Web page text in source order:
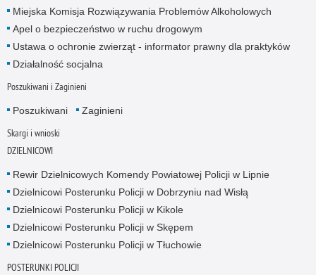
Miejska Komisja Rozwiązywania Problemów Alkoholowych
Apel o bezpieczeństwo w ruchu drogowym
Ustawa o ochronie zwierząt - informator prawny dla praktyków
Działalność socjalna
Poszukiwani i Zaginieni
Poszukiwani Zaginieni
Skargi i wnioski
DZIELNICOWI
Rewir Dzielnicowych Komendy Powiatowej Policji w Lipnie
Dzielnicowi Posterunku Policji w Dobrzyniu nad Wisłą
Dzielnicowi Posterunku Policji w Kikole
Dzielnicowi Posterunku Policji w Skępem
Dzielnicowi Posterunku Policji w Tłuchowie
POSTERUNKI POLICJI